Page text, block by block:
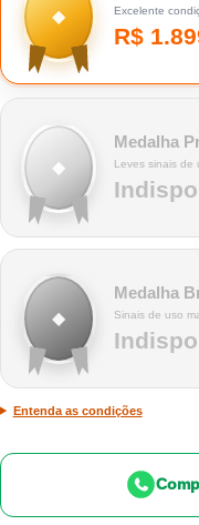
◆ Excelente
R$
◆
Medalha
Leves sinais de
◆
Medalha
Sinais de uso
Entenda as condições